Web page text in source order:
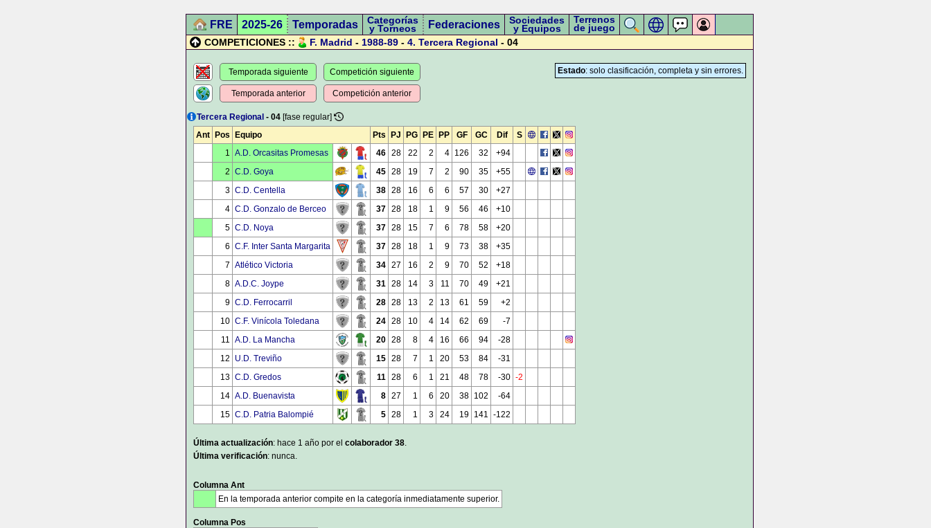
FRE 2025-26 Temporadas Categorías
y Torneos Federaciones Sociedades
y Equipos
Terrenos
de juego
COMPETICIONES ::
F. Madrid - 1988-89 - 4. Tercera Regional - 04
Estado: solo clasificación, completa y sin errores.
Temporada siguiente
Temporada anterior
Competición siguiente
Competición anterior
Tercera Regional - 04 [fase regular]
Ant
Pos Equipo Pts PJ PG PE PP GF GC Dif
S
1 A.D. Orcasitas Promesas 46 28 22 2 4 126 32
+94
2 C.D. Goya 45 28 19 7 2 90 35
+55
3 C.D. Centella 38 28 16 6 6 57 30
+27
4 C.D. Gonzalo de Berceo 37 28 18 1 9 56 46
+10
5 C.D. Noya 37 28 15 7 6 78 58
+20
6 C.F. Inter Santa Margarita 37 28 18 1 9 73 38
+35
7 Atlético Victoria 34 27 16 2 9 70 52
+18
8 A.D.C. Joype 31 28 14 3 11 70 49
+21
9 C.D. Ferrocarril 28 28 13 2 13 61 59
+2
10 C.F. Vinícola Toledana 24 28 10 4 14 62 69
-7
11 A.D. La Mancha 20 28 8 4 16 66 94
-28
12
U.D. Treviño 15 28 7 1 20 53 84
-31
13 C.D. Gredos 11 28 6 1 21 48 78 -30 -2
14 A.D. Buenavista 8 27 1 6 20 38 102
-64
15 C.D. Patria Balompié 5 28 1 3 24 19 141 -122
Última actualización: hace 1 año por el colaborador 38.
Última verificación: nunca.
Columna Ant
En la temporada anterior compite en la categoría inmediatamente superior.
Columna Pos